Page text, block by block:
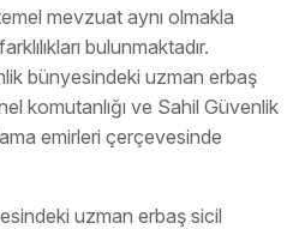
temel mevzuat aynı olmakla
bulunmaktadır.
bünyesindeki uzman erbaş
komutanlığı ve Sahil Güvenlik
emirleri çerçevesinde
uzman erbaş sicil